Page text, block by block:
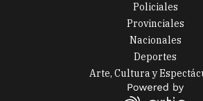
Policiales
Provinciales
Nacionales
Deportes
Arte, Cultura y